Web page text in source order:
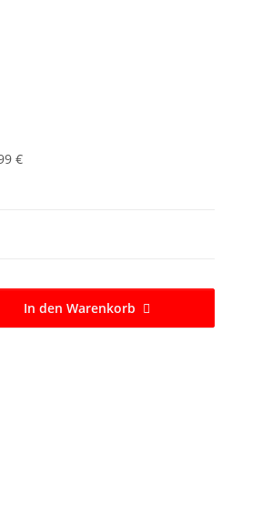
€
In den Warenkorb